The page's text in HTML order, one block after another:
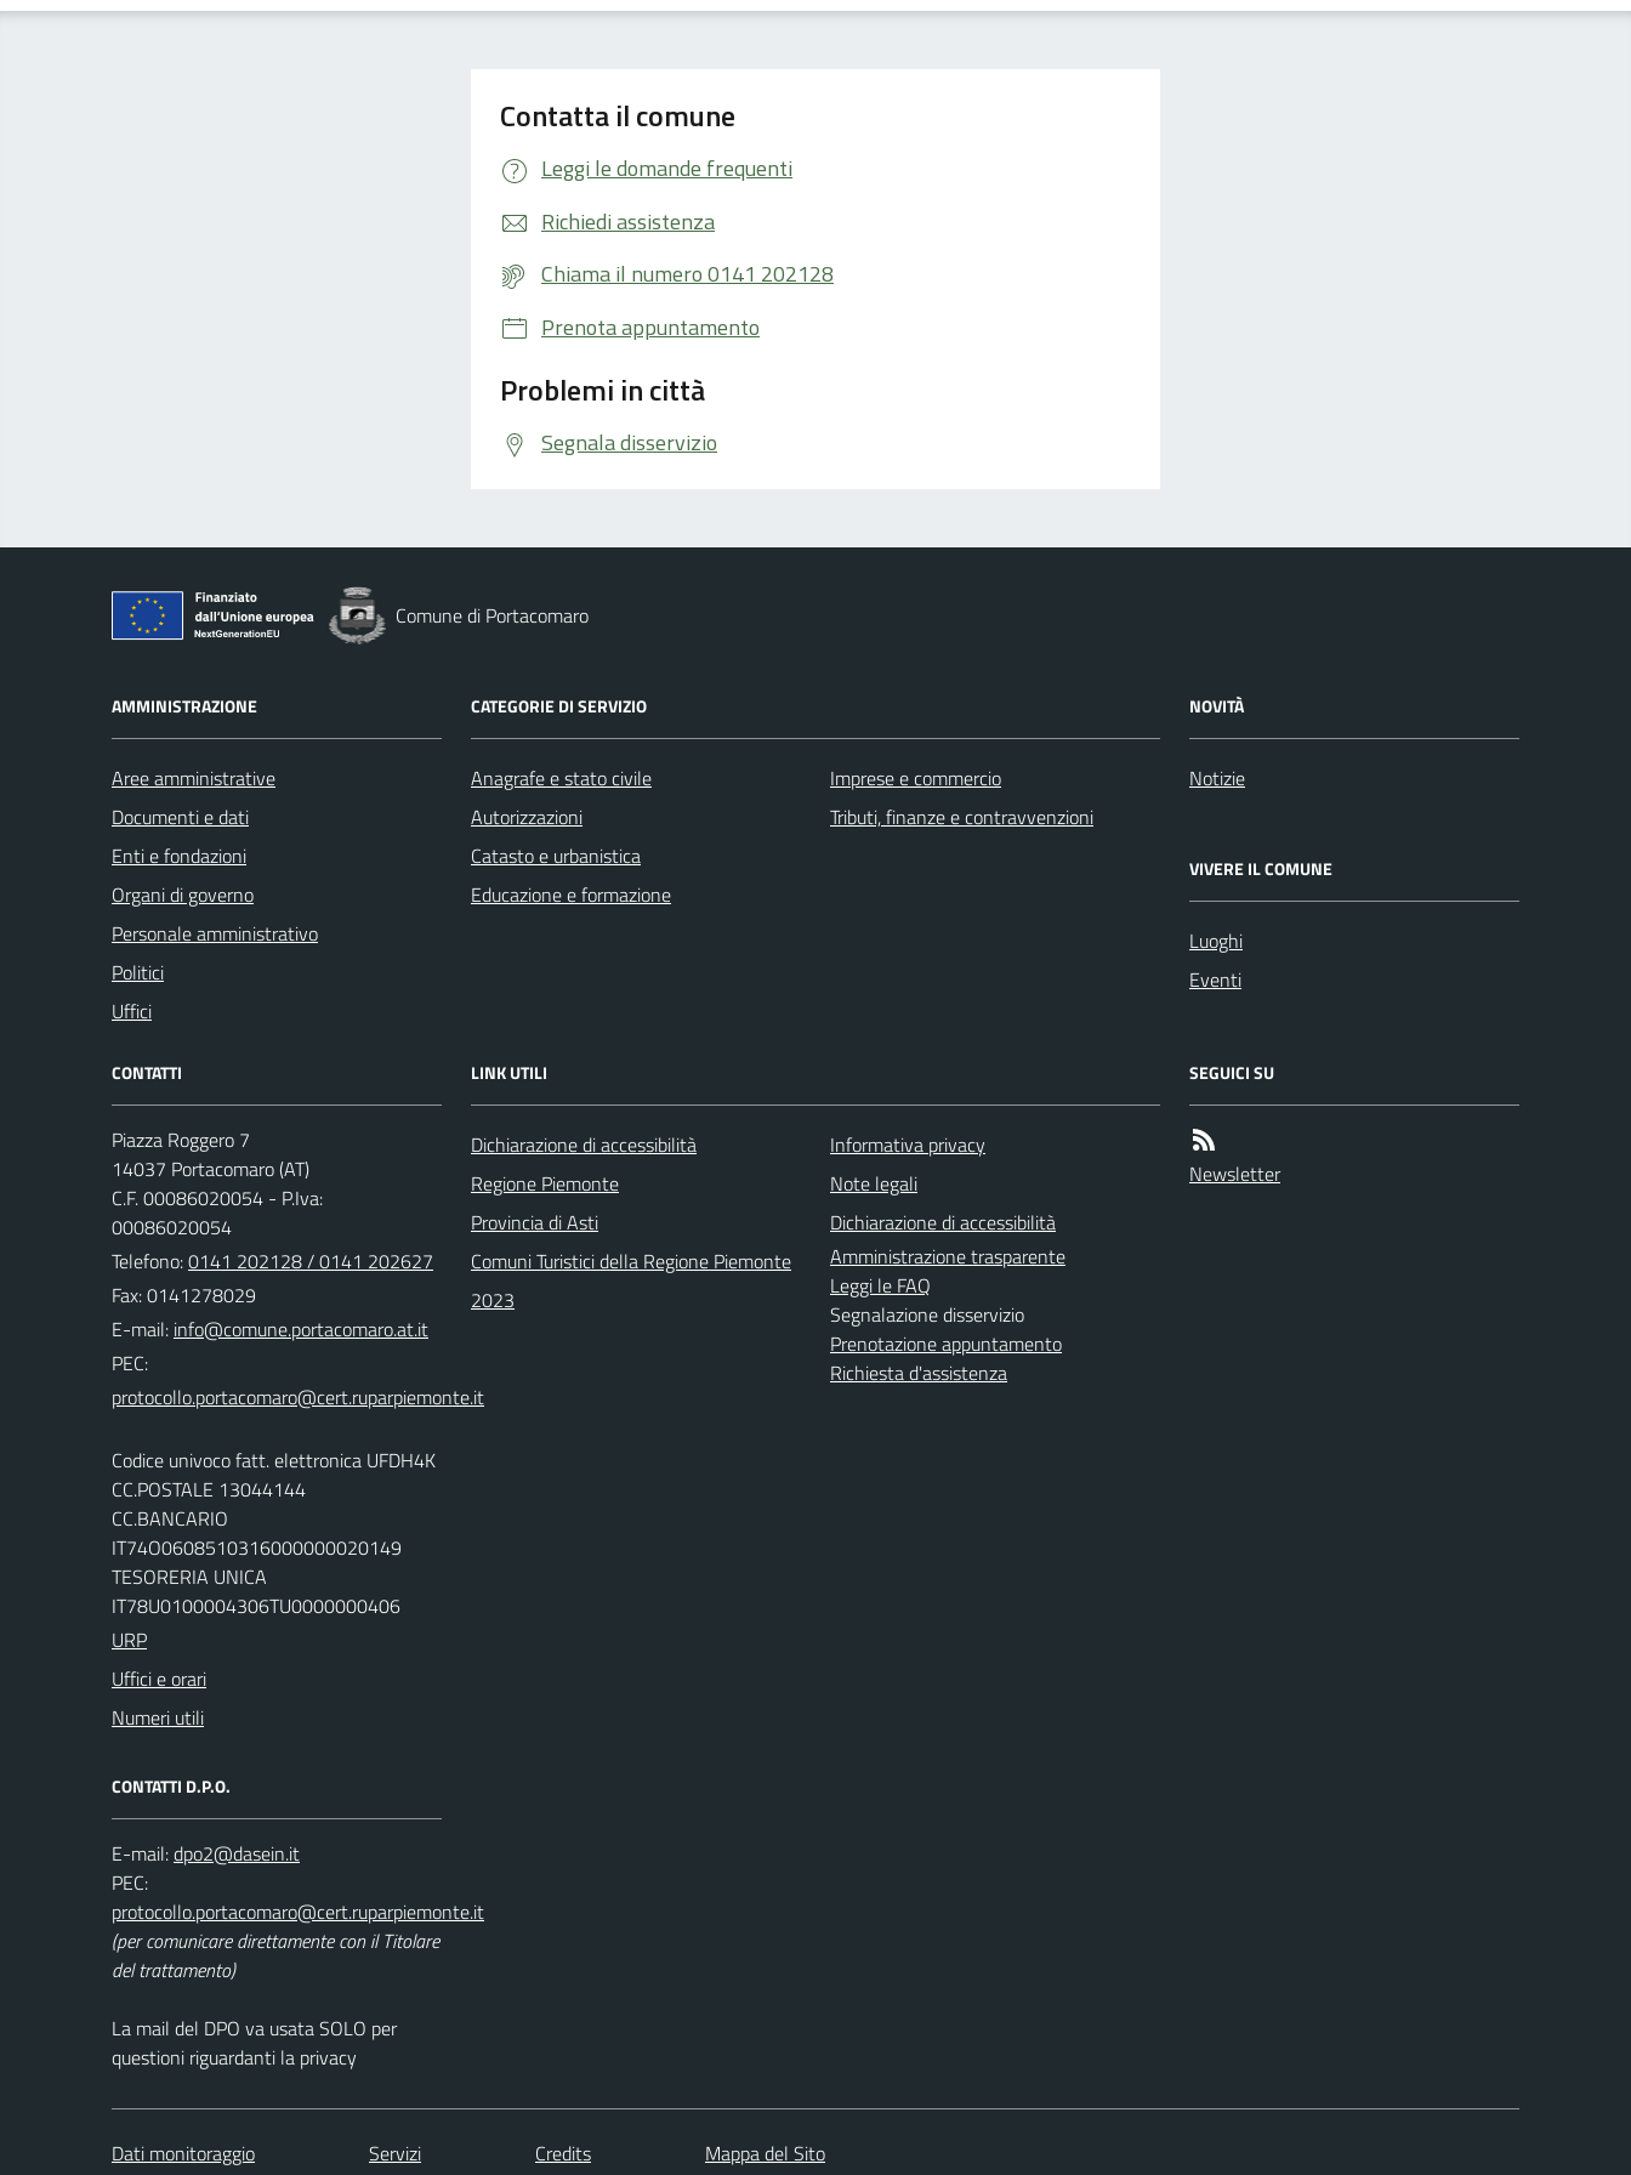
Contatta il comune
Leggi le domande frequenti
Richiedi assistenza
Chiama il numero 0141 202128
Prenota appuntamento
Problemi in città
Segnala disservizio
Comune di Portacomaro
AMMINISTRAZIONE
Aree amministrative
Documenti e dati
Enti e fondazioni
Organi di governo
Personale amministrativo
Politici
Uffici
CATEGORIE DI SERVIZIO
Anagrafe e stato civile
Autorizzazioni
Catasto e urbanistica
Educazione e formazione
Imprese e commercio
Tributi, finanze e contravvenzioni
NOVITÀ
Notizie
VIVERE IL COMUNE
Luoghi
Eventi
CONTATTI
Piazza Roggero 7
14037 Portacomaro (AT)
C.F. 00086020054 - P.Iva:
00086020054
Telefono:0141 202128 / 0141 202627
Fax: 0141278029
E-mail:
PEC:
Codice univoco fatt. elettronica UFDH4K
CC.POSTALE 13044144
CC.BANCARIO
IT74O0608510316000000020149
TESORERIA UNICA
IT78U0100004306TU0000000406
URP
Uffici e orari
Numeri utili
CONTATTI D.P.O.
E-mail:
PEC:
(per comunicare direttamente con il Titolare
del trattamento)
La mail del DPO va usata SOLO per
questioni riguardanti la privacy
LINK UTILI
Dichiarazione di accessibilità
Regione Piemonte
Provincia di Asti
Comuni Turistici della Regione Piemonte
2023
Informativa privacy
Note legali
Dichiarazione di accessibilità
Amministrazione trasparente
Leggi le FAQ
Segnalazione disservizio
Prenotazione appuntamento
Richiesta d'assistenza
SEGUICI SU
Newsletter
Dati monitoraggio Servizi Credits Mappa del Sito